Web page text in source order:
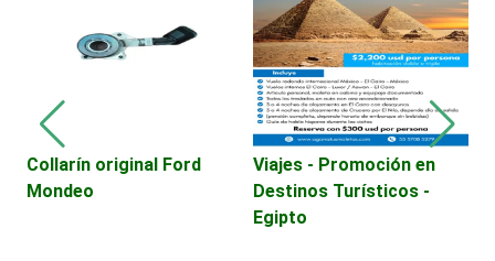
Dentistas
Collarín original Ford
Mondeo
Viajes - Promoción en
Destinos Turísticos -
Egipto